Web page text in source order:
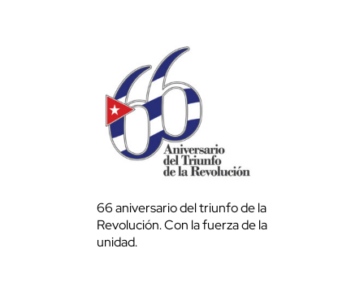
66 aniversario del triunfo de la
Revolución. Con la fuerza de la
unidad.